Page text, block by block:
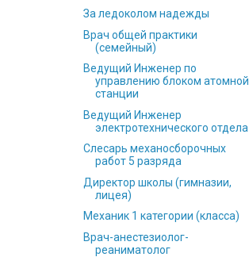
За ледоколом надежды
Врач общей практики
(семейный)
Ведущий Инженер по
управлению блоком атомной
станции
Ведущий Инженер
электротехнического отдела
Слесарь механосборочных
работ 5 разряда
Директор школы (гимназии,
лицея)
Механик 1 категории (класса)
Врач-анестезиолог-
реаниматолог